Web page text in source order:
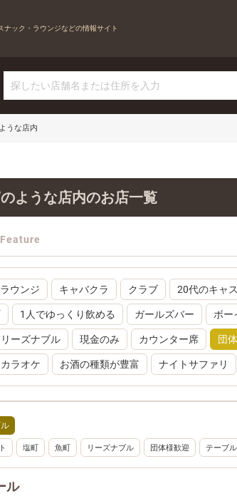
ナック・ラウンジなどの情報サイト
うな店内
ような店内のお店一覧
Feature
ラウンジ キャバクラ クラブ 20代のキャ
1人でゆっくり飲める ガールズバー ボー
リーズナブル 現金のみ カウンター席 団
カラオケ お酒の種類が豊富 ナイトサファリ
塩町 魚町 リーズナブル 団体様歓迎 テーブ
ル